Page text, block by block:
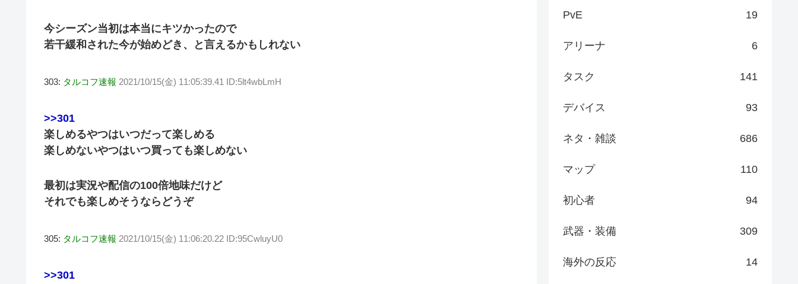
今シーズン当初は本当にキツかったので
若干緩和された今が始めどき、と言えるかもしれない
303: タルコフ速報 2021/10/15(金) 11:05:39.41 ID:5lt4wbLmH
>>301
楽しめるやつはいつだって楽しめる
楽しめないやつはいつ買っても楽しめない
最初は実況や配信の100倍地味だけど
それでも楽しめそうならどうぞ
305: タルコフ速報 2021/10/15(金) 11:06:20.22 ID:95CwluyU0
>>301
PvE 19
アリーナ 6
タスク 141
デバイス 93
ネタ・雑談 686
マップ 110
初心者 94
武器・装備 309
海外の反応 14